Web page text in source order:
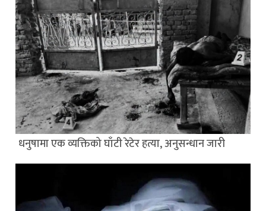
धनुषामा एक व्यक्तिको घाँटी रेटेर हत्या, अनुसन्धान जारी